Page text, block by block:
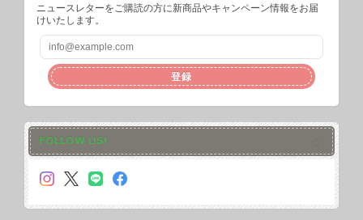
ニュースレターをご購読の方に新商品やキャンペーン情報をお届
けいたします。
登録
FOLLOW US!